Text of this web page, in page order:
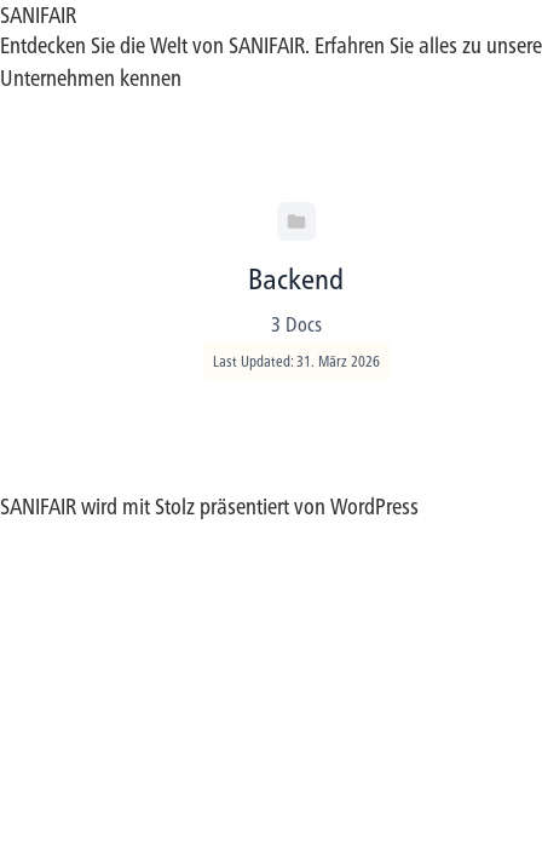
SANIFAIR
Entdecken Sie die Welt von SANIFAIR. Erfahren Sie alles zu
Unternehmen kennen
Backend
3 Docs
Last Updated: 31. März 2026
SANIFAIR wird mit Stolz präsentiert von WordPress